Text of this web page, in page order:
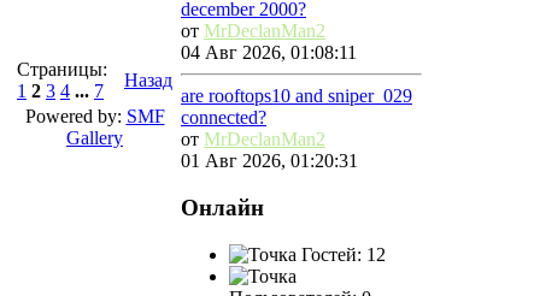
Страницы:
1 2 3 4 ... 7
Назад
Powered by: SMF
Gallery
december 2000?
от MrDeclanMan2
04 Авг 2026, 01:08:11
are rooftops10 and sniper_029
connected?
от MrDeclanMan2
01 Авг 2026, 01:20:31
Онлайн
Гостей: 12